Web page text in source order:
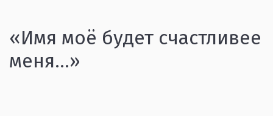
«Имя моё будет счастливее
меня…»